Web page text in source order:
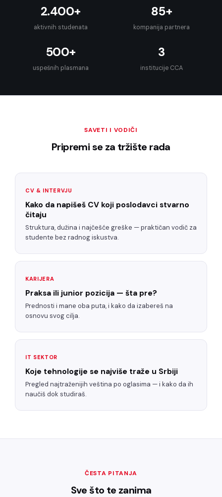
2.400+
aktivnih studenata
85+
kompanija partnera
500+
uspešnih plasmana
3
institucije CCA
SAVETI I VODIČI
Pripremi se za tržište rada
CV & INTERVJU
Kako da napišeš CV koji poslodavci stvarno
čitaju
Struktura, dužina i najčešće greške — praktičan vodič za
studente bez radnog iskustva.
KARIJERA
Praksa ili junior pozicija — šta pre?
Prednosti i mane oba puta, i kako da izabereš na
osnovu svog cilja.
IT SEKTOR
Koje tehnologije se najviše traže u Srbiji
Pregled najtraženijih veština po oglasima — i kako da ih
naučiš dok studiraš.
ČESTA PITANJA
Sve što te zanima